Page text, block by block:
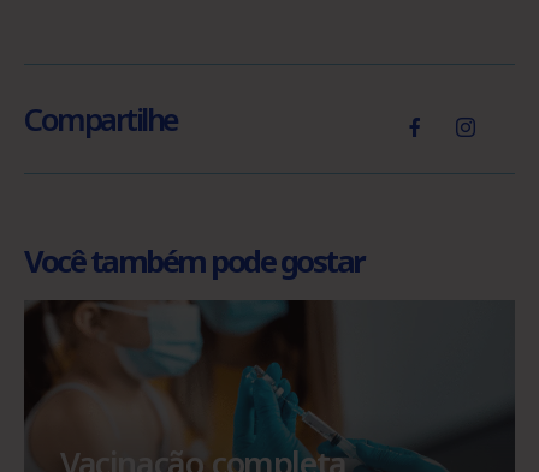
Compartilhe
Você também pode gostar